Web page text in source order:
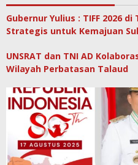
Gubernur Yulius : TIFF 2026
Strategis untuk Kemajuan
UNSRAT dan TNI AD
Wilayah Perbatasan Talaud